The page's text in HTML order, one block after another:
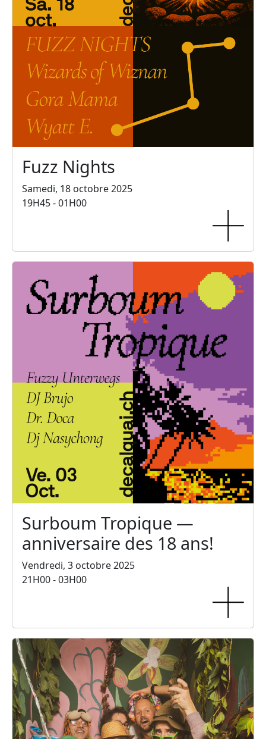
Fuzz Nights
Samedi, 18 octobre 2025
19H45 - 01H00
Surboum Tropique —
anniversaire des 18 ans!
Vendredi, 3 octobre 2025
21H00 - 03H00